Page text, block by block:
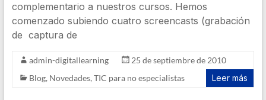
complementario a nuestros cursos. Hemos
comenzado subiendo cuatro screencasts (grabación
de captura de
admin-digitallearning
25 de septiembre de 2010
Blog, Novedades,TIC para no especialistas Leer más